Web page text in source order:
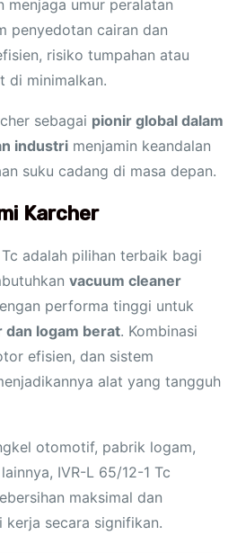
menjaga umur peralatan
penyedotan cairan dan
risiko tumpahan atau
di minimalkan.
sebagai pionir global dalam
industri menjamin keandalan
suku cadang di masa depan.
Karcher
adalah pilihan terbaik bagi
vacuum cleaner
performa tinggi untuk
dan logam berat. Kombinasi
efisien, dan sistem
alat yang tangguh
otomotif, pabrik logam,
IVR-L 65/12-1 Tc
maksimal dan
kerja secara signifikan.